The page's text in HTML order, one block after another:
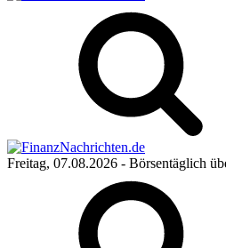
Freitag, 07.08.2026 - Börsentäglich